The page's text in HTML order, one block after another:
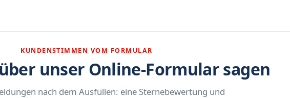
KUNDENSTIMMEN VOM FORMULAR
unser Online-Formular sagen
nach dem Ausfüllen: eine Sternebewertung und